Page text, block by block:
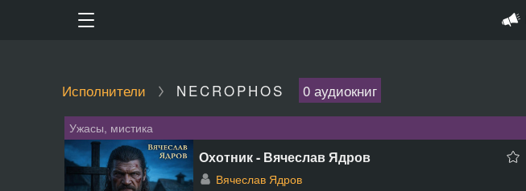
Исполнители NECROPHOS 0 аудиокниг
Ужасы, мистика
Охотник - Вячеслав Ядров
Вячеслав Ядров